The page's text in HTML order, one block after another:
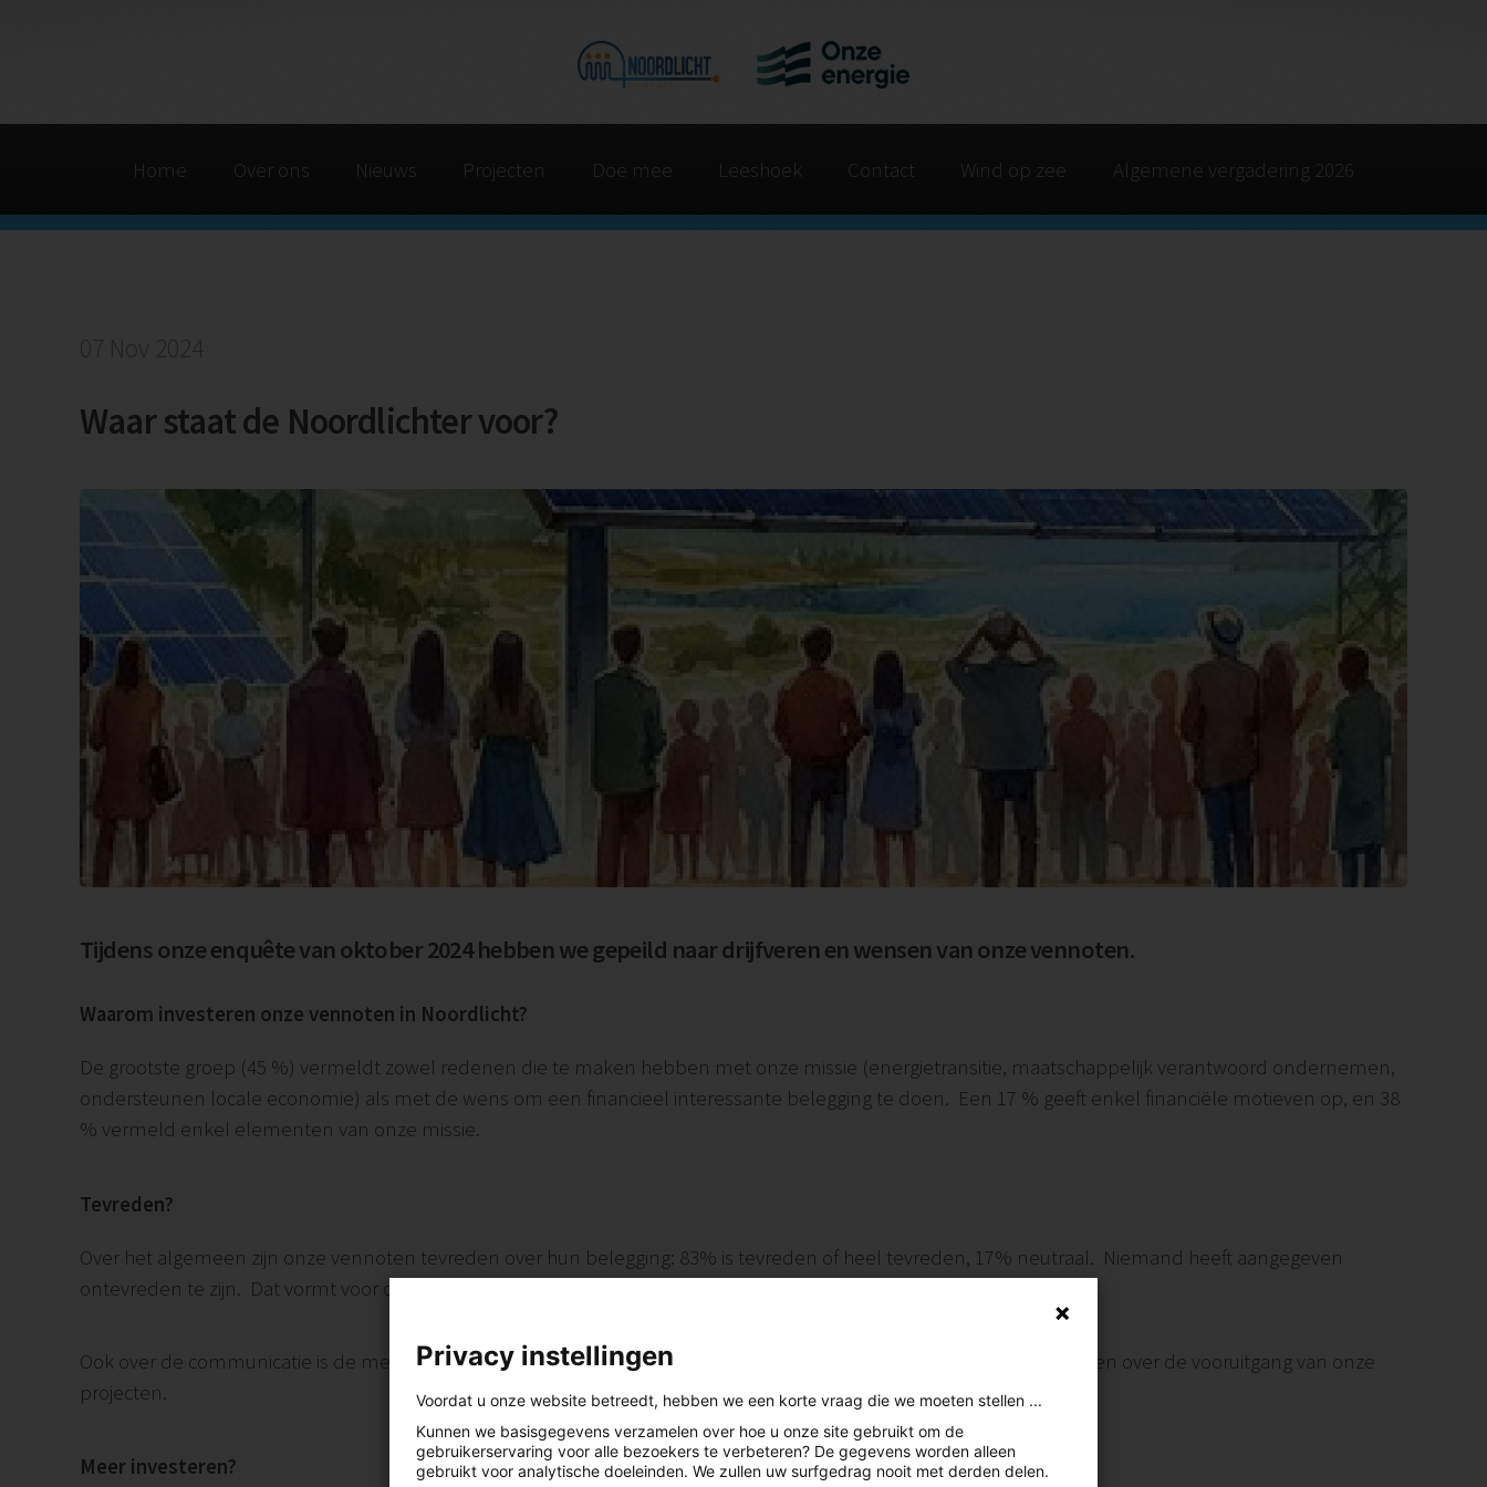
Home Over ons Nieuws Projecten Doe mee Leeshoek Contact Wind op zee Algemene vergadering 2026
Waar staat de Noordlichter voor?
Tijdens onze enquête van oktober 2024 hebben we gepeild naar drijfveren en wensen van onze vennoten.
Waarom investeren onze vennoten in Noordlicht?
De grootste groep (45 %) vermeldt zowel redenen die te maken hebben met onze missie (energietransitie, maatschappelijk verantwoord ondernemen,
ondersteunen locale economie) als met de wens om een financieel interessante belegging te doen. Een 17 % geeft enkel financiële motieven op, en 38
% vermeld enkel elementen van onze missie.
Tevreden?
Over het algemeen zijn onze vennoten tevreden over hun belegging: 83% is tevreden of heel tevreden, 17% neutraal. Niemand heeft aangegeven
ontevreden te zijn. Dat vormt voor ons alleszins een mooie stabiele basis qua investeerders.
Ook over de communicatie is de meerderheid van de vennoten tevreden. Hier vindt 3% dat we te weinig communiceren over de vooruitgang van onze
projecten.
Meer investeren?
Privacy instellingen
Voordat u onze website betreedt, hebben we een korte vraag die we moeten stellen ...
Kunnen we basisgegevens verzamelen over hoe u onze site gebruikt om de
gebruikerservaring voor alle bezoekers te verbeteren? De gegevens worden alleen
gebruikt voor analytische doeleinden. We zullen uw surfgedrag nooit met derden delen.